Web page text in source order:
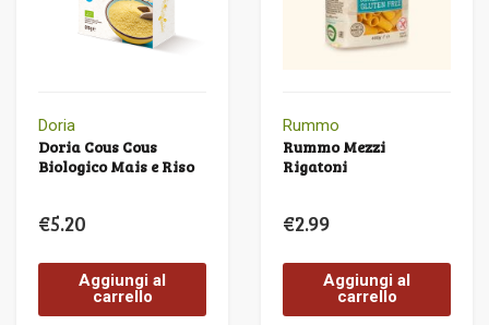
Doria
Doria Cous Cous
Biologico Mais e Riso
€5.20
Aggiungi al
carrello
Rummo
Rummo Mezzi
Rigatoni
€2.99
Aggiungi al
carrello